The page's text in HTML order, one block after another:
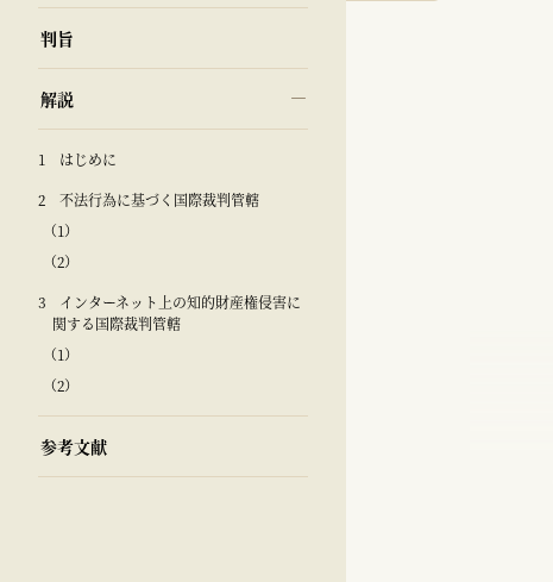
判旨
解説
1 はじめに
2 不法行為に基づく国際裁判管轄
（1）
（2）
3 インターネット上の知的財産権侵害に
関する国際裁判管轄
（1）
（2）
参考文献